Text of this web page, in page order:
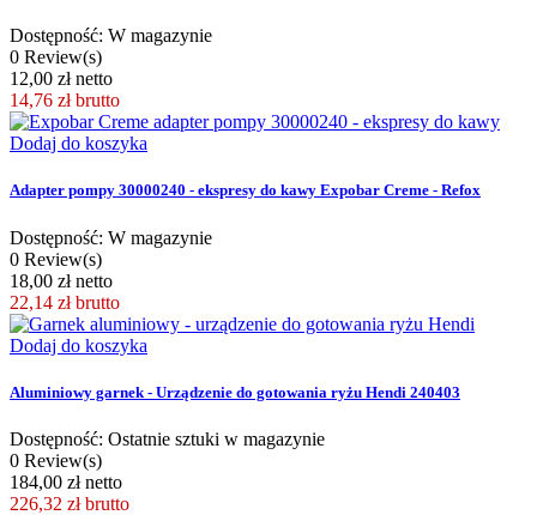
Dostępność: W magazynie
0 Review(s)
12,00 zł netto
14,76 zł brutto
Dodaj do koszyka
Adapter pompy 30000240 - ekspresy do kawy Expobar Creme - Refox
Dostępność: W magazynie
0 Review(s)
18,00 zł netto
22,14 zł brutto
Dodaj do koszyka
Aluminiowy garnek - Urządzenie do gotowania ryżu Hendi 240403
Dostępność: Ostatnie sztuki w magazynie
0 Review(s)
184,00 zł netto
226,32 zł brutto